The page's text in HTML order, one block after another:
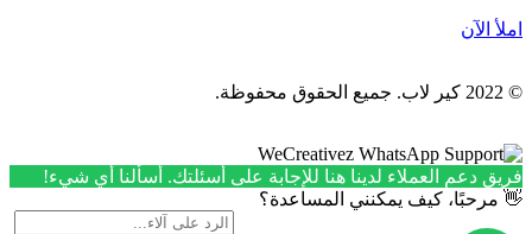
املأ الآن
© 2022 كير لاب. جميع الحقوق محفوظة.
فريق دعم العملاء لدينا هنا للإجابة على أسئلتك. أسألنا أي شيء!
👋 مرحبًا، كيف يمكنني المساعدة؟